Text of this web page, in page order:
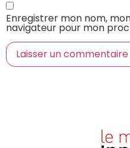
Enregistrer mon nom,
navigateur pour mon